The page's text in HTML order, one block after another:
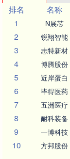
排名
名称
1
N展芯
2 锐翔智能
3 志特新材
4 博腾股份
5 近岸蛋白
6 毕得医药
7 五洲医疗
8 耐科装备
9 一博科技
10 方邦股份